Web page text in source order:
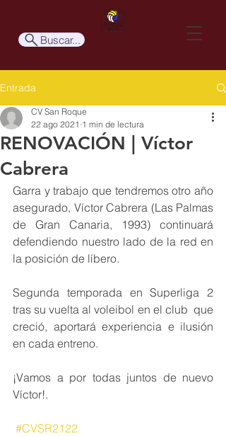
Buscar...
Entrada
RENOVACIÓN | Víctor
Cabrera
CV San Roque
22 ago 2021 1 min de lectura
Garra y trabajo que tendremos otro año
asegurado, Víctor Cabrera (Las Palmas
de Gran Canaria, 1993) continuará
defendiendo nuestro lado de la red en
la posición de líbero.
Segunda temporada en Superliga 2
tras su vuelta al voleibol en el club  que
creció, aportará experiencia e ilusión
en cada entreno.
¡Vamos a por todas juntos de nuevo
Víctor!.
#CVSR2122